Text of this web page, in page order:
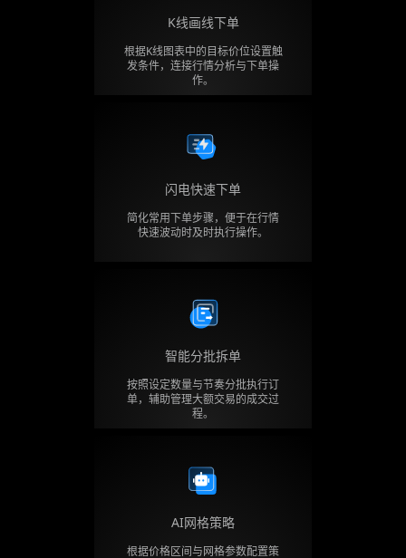
K线画线下单
根据K线图表中的目标价位设置触
发条件，连接行情分析与下单操
作。
闪电快速下单
简化常用下单步骤，便于在行情
快速波动时及时执行操作。
智能分批拆单
按照设定数量与节奏分批执行订
单，辅助管理大额交易的成交过
程。
AI网格策略
根据价格区间与网格参数配置策